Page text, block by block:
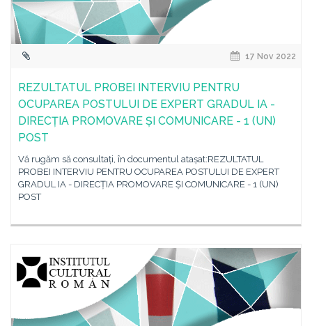
17 Nov 2022
REZULTATUL PROBEI INTERVIU PENTRU
OCUPAREA POSTULUI DE EXPERT GRADUL IA -
DIRECȚIA PROMOVARE ȘI COMUNICARE - 1 (UN)
POST
Vă rugăm să consultați, în documentul atașat:REZULTATUL
PROBEI INTERVIU PENTRU OCUPAREA POSTULUI DE EXPERT
GRADUL IA - DIRECȚIA PROMOVARE ȘI COMUNICARE - 1 (UN)
POST